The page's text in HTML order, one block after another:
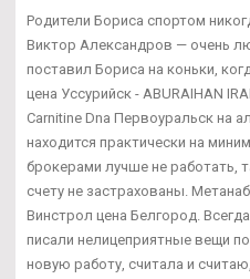
Родители Бориса спортом
Виктор Александров — очень
поставил Бориса на коньки,
цена Уссурийск - ABURAIHAN
Carnitine Dna Первоуральск на
находится практически на
брокерами лучше не работать,
счету не застрахованы.
Винстрол цена Белгород.
писали нелицеприятные вещи
новую работу, считала и